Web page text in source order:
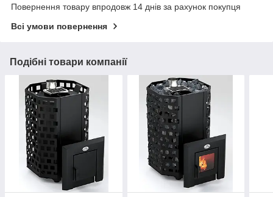
Повернення товару впродовж 14 днів за рахунок покупця
Всі умови повернення
Подібні товари компанії